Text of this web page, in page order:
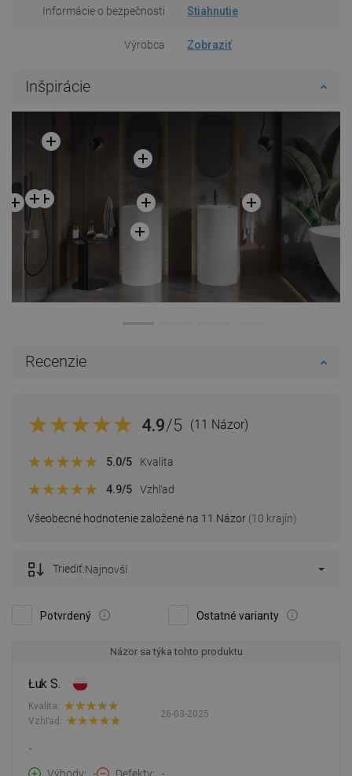
Informácie o bezpečnosti Stiahnutie
Výrobca Zobraziť
Inšpirácie
Recenzie
4.9/5 (11 Názor)
Všeobecné hodnotenie založené na 11 Názor (10 krajín)
5.0/5 Kvalita
4.9/5 Vzhľad
Potvrdený Ostatné varianty
Triediť:Najnovší
Názor sa týka tohto produktu
Łuk S.
26-03-2025
Kvalita:
Vzhľad:
-